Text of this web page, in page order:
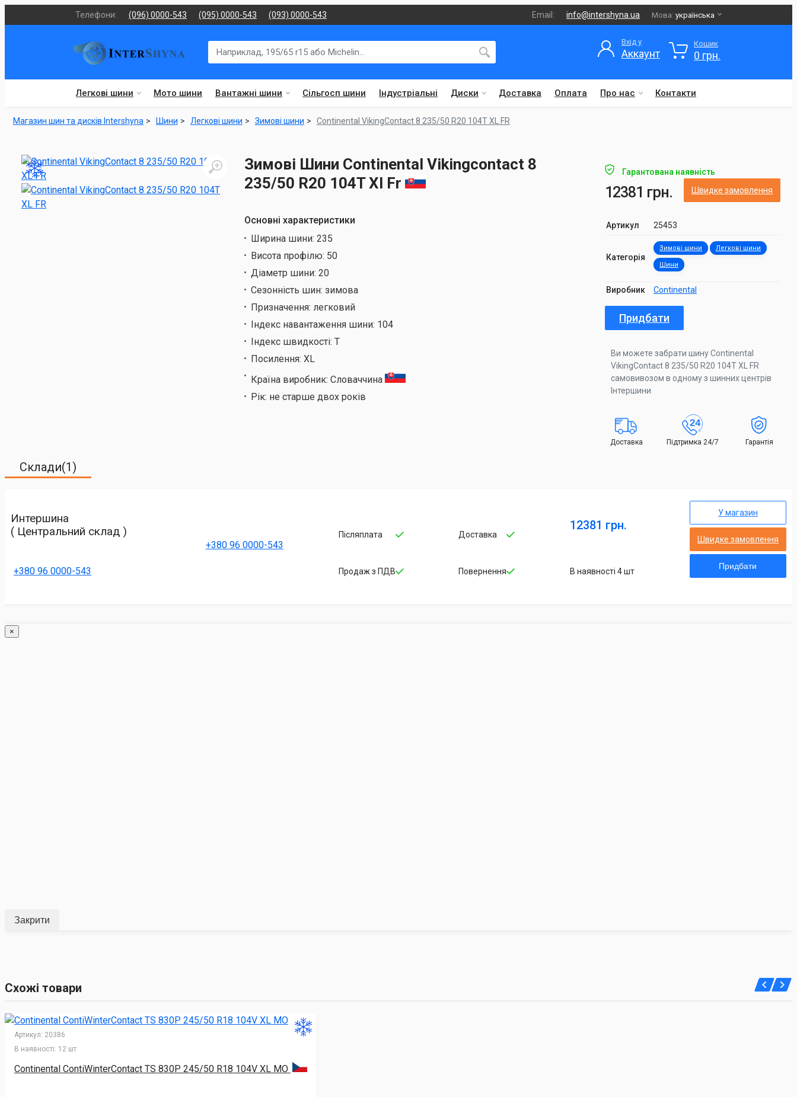
Телефони: (096) 0000-543 (095) 0000-543 (093) 0000-543 Email: info@intershyna.ua Мова: українська
Легкові шини Мото шини Вантажні шини Сільгосп шини Індустріальні Диски Доставка Оплата Про нас Контакти
Вхід у
Аккаунт
Кошик
0 грн.
Магазин шин та дисків Intershyna Шини Легкові шини Зимові шини Continental VikingContact 8 235/50 R20 104T XL FR
Зимові Шини Continental Vikingcontact 8
235/50 R20 104T Xl Fr
Основні характеристики
Ширина шини: 235
Висота профілю: 50
Діаметр шини: 20
Сезонність шин: зимова
Призначення: легковий
Індекс навантаження шини: 104
Індекс швидкості: T
Посилення: XL
Країна виробник: Словаччина
Рік: не старше двох років
Гарантована наявність
12381 грн. Швидке замовлення
Артикул 25453
Категорія
Зимові шини Легкові шини
Шини
Виробник Continental
Придбати
Ви можете забрати шину Continental
VikingContact 8 235/50 R20 104T XL FR
самовивозом в одному з шинних центрів
Інтершини
Доставка Підтримка 24/7 Гарантія
Склади(1)
Интершина
( Центральний склад )
+380 96 0000-543
+380 96 0000-543
Післяплата
Продаж з ПДВ
Доставка
Повернення
12381 грн.
В наявності 4 шт
У магазин
Швидке замовлення
Придбати
×
Закрити
Схожі товари
Артикул: 20386
В наявності: 12 шт
Continental ContiWinterContact TS 830P 245/50 R18 104V XL MO